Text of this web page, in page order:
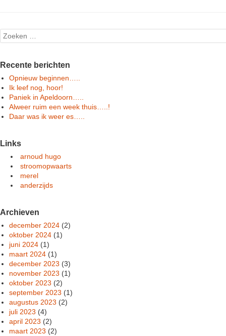
Post navigation
Search
Recente berichten
Opnieuw beginnen…..
Ik leef nog, hoor!
Paniek in Apeldoorn…..
Alweer ruim een week thuis…..!
Daar was ik weer es…..
Links
arnoud hugo
stroomopwaarts
merel
anderzijds
Archieven
december 2024 (2)
oktober 2024 (1)
juni 2024 (1)
maart 2024 (1)
december 2023 (3)
november 2023 (1)
oktober 2023 (2)
september 2023 (1)
augustus 2023 (2)
juli 2023 (4)
april 2023 (2)
maart 2023 (2)